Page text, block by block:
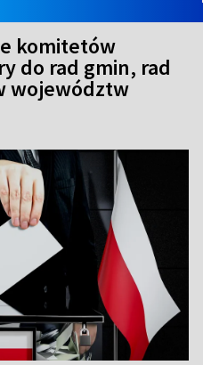
komitetów
do rad gmin, rad
województw